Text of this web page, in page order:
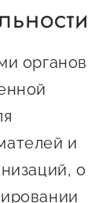
органов
и
о